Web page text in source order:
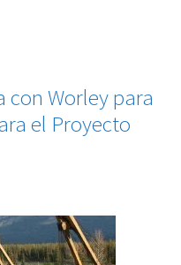
con Worley para
el Proyecto